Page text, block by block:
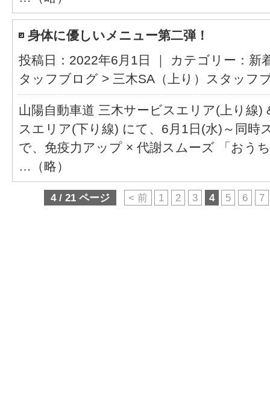
身体に優しいメニュー第二弾！
投稿日：2022年6月1日 ｜ カテゴリー： 新
タッフブログ > 三木SA（上り）スタッフ
山陽自動車道 三木サービスエリア(上り線)
スエリア(下り線) にて、6月1日(水)～同時
で、免疫力アップ × 代謝スムーズ 「おう
…（略）
4 / 21 ページ < 前 1 2 3 4 5 6 7